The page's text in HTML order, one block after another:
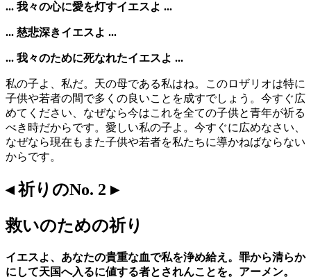
... 我々の心に愛を灯すイエスよ ...
... 慈悲深きイエスよ ...
... 我々のために死なれたイエスよ ...
私の子よ、私だ。天の母である私はね。このロザリオは特に
子供や若者の間で多くの良いことを成すでしょう。今すぐ広
めてください、なぜなら今はこれを全ての子供と青年が祈る
べき時だからです。愛しい私の子よ。今すぐに広めなさい、
なぜなら現在もまた子供や若者を私たちに導かねばならない
からです。
◂ 祈りのNo. 2 ▸
救いのための祈り
イエスよ、あなたの貴重な血で私を浄め給え。罪から清らか
にして天国へ入るに値する者とされんことを。アーメン。